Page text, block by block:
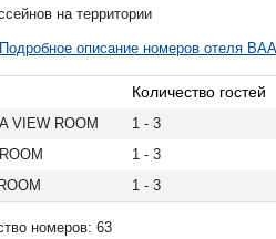
на территории
Подробное описание номеров отеля
Количество гостей
VIEW ROOM 1 - 3
1 - 3
1 - 3
номеров: 63